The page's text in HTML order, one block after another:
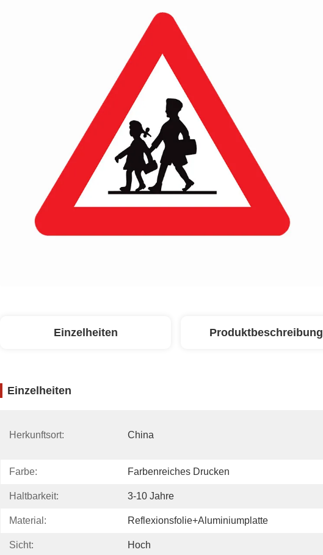
Einzelheiten Produktbeschreibung
Einzelheiten
Herkunftsort: China
Farbe: Farbenreiches Drucken
Haltbarkeit: 3-10 Jahre
Material: Reflexionsfolie+Aluminiumplatte
Sicht: Hoch